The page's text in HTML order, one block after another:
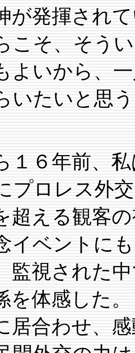
が発揮され
そ、そう
よいから、
いたいと思
６年前、
プロレス外
超える観客
イベントに
監視された
を体感した。
合わせ、